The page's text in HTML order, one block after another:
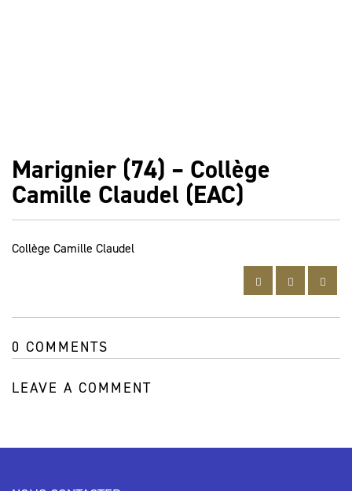
Marignier (74) – Collège
Camille Claudel (EAC)
Collège Camille Claudel
0 COMMENTS
LEAVE A COMMENT